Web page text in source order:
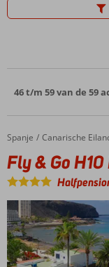
46 t/m 59 van de 59
Home
Spanje Canarische
Fly & Go H10 Big Sur
Fly & Go